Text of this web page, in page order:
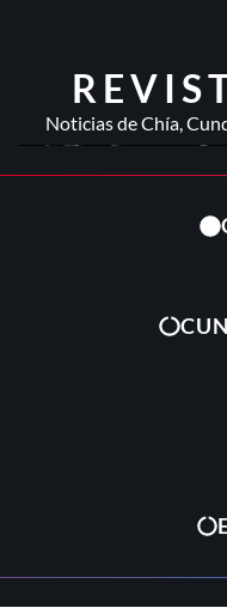
Noticias de Chía,